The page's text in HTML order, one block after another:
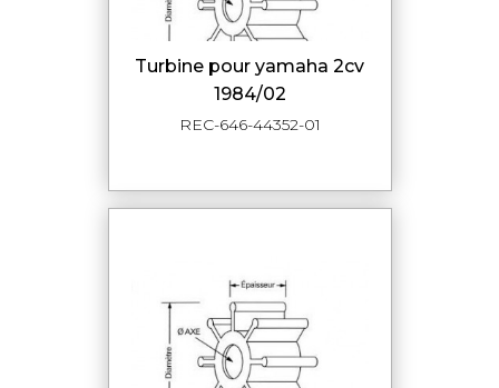
turbine pour yamaha 2cv
1984/02
REC-646-44352-01